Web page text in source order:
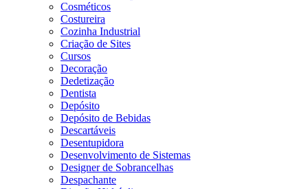
Cosméticos
Costureira
Cozinha Industrial
Criação de Sites
Cursos
Decoração
Dedetização
Dentista
Depósito
Depósito de Bebidas
Descartáveis
Desentupidora
Desenvolvimento de Sistemas
Designer de Sobrancelhas
Despachante